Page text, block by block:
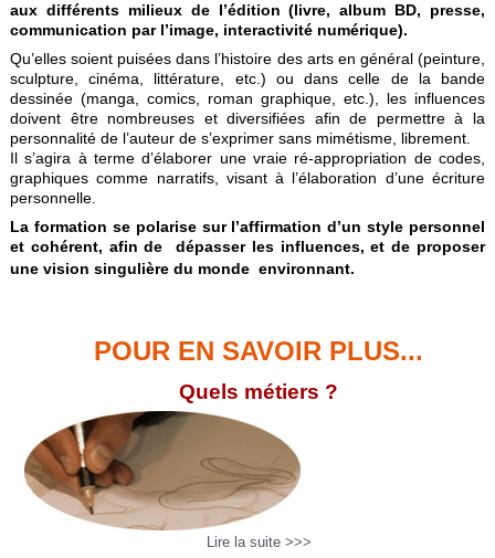
aux différents milieux de l’édition (livre, album BD, presse,
communication par l’image, interactivité numérique).
Qu’elles soient puisées dans l’histoire des arts en général (peinture,
sculpture, cinéma, littérature, etc.) ou dans celle de la bande
dessinée (manga, comics, roman graphique, etc.), les influences
doivent être nombreuses et diversifiées afin de permettre à la
personnalité de l’auteur de s’exprimer sans mimétisme, librement.
Il s’agira à terme d’élaborer une vraie ré-appropriation de codes,
graphiques comme narratifs, visant à l’élaboration d’une écriture
personnelle.
La formation se polarise sur l’affirmation d’un style personnel
et cohérent, afin de dépasser les influences, et de proposer
une vision singulière du monde environnant.
POUR EN SAVOIR PLUS...
Quels métiers ?
Lire la suite >>>